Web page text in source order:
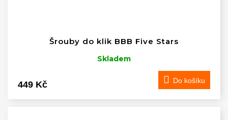
Šrouby do klik BBB Five Stars
Skladem
449 Kč Do košíku